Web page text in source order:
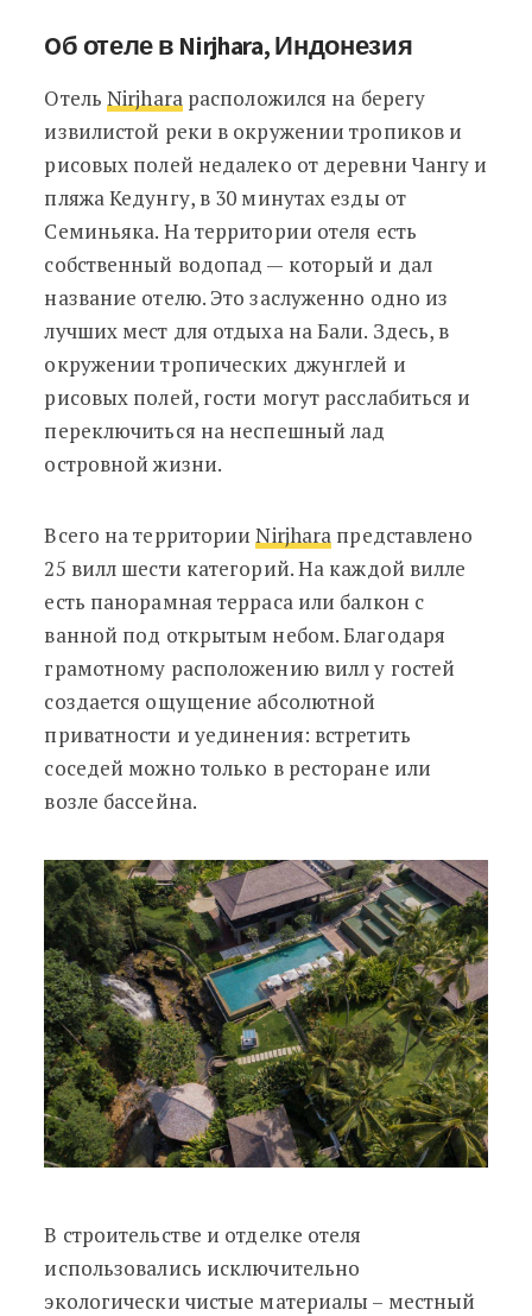
Oб отеле в Nirjhara, Индонезия
ОтельNirjhara расположился на берегу
извилистой реки в окружении тропиков и
рисовых полей недалеко от деревни Чангу и
пляжа Кедунгу, в 30 минутах езды от
Семиньяка. На территории отеля есть
собственный водопад — который и дал
название отелю. Это заслуженно одно из
лучших мест для отдыха на Бали. Здесь, в
окружении тропических джунглей и
рисовых полей, гости могут расслабиться и
переключиться на неспешный лад
островной жизни.
Всего на территорииNirjhara представлено
25 вилл шести категорий. На каждой вилле
есть панорамная терраса или балкон с
ванной под открытым небом. Благодаря
грамотному расположению вилл у гостей
создается ощущение абсолютной
приватности и уединения: встретить
соседей можно только в ресторане или
возле бассейна.
​​​​​​​В строительстве и отделке отеля
использовались исключительно
экологически чистые материалы – местный